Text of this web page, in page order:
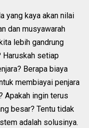
yang kaya akan nilai
dan musyawarah
lebih gandrung
Haruskah setiap
Berapa biaya
membiayai penjara
Apakah ingin terus
besar? Tentu tidak
adalah solusinya.